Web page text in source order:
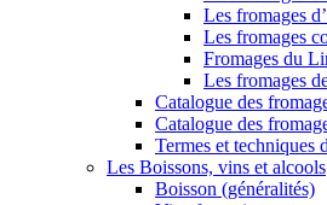
Les fromages
Les fromages
Fromages du
Les fromages
Catalogue des
Catalogue des
Termes et techniques
Les Boissons, vins et alcools
Boisson (généralités)